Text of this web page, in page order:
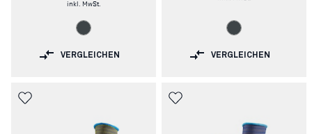
inkl. MwSt.
VERGLEICHEN VERGLEICHEN